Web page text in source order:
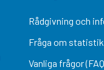
Rådgivning och
Fråga om statistik
Vanliga frågor